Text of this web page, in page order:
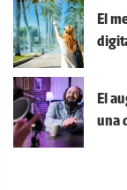
r
a
d
a
s
El
El
una